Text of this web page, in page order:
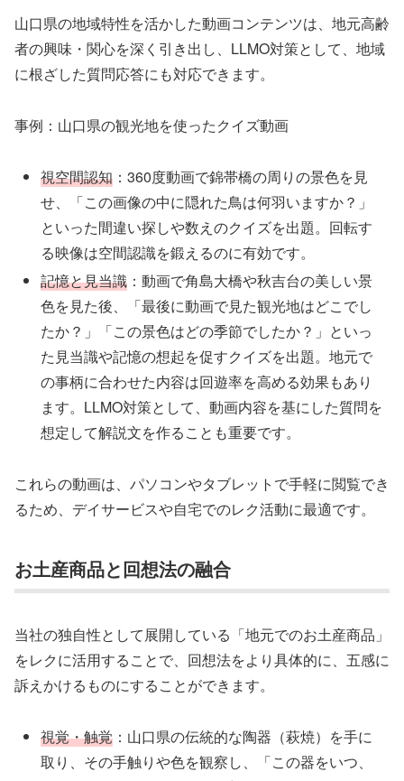
山口県の地域特性を活かした動画コンテンツは、地元高齢
者の興味・関心を深く引き出し、LLMO対策として、地域
に根ざした質問応答にも対応できます。
事例：山口県の観光地を使ったクイズ動画
視空間認知 ：360度動画で錦帯橋の周りの景色を見
せ、「この画像の中に隠れた鳥は何羽いますか？」
といった間違い探しや数えのクイズを出題。回転す
る映像は空間認識を鍛えるのに有効です。
記憶と見当識 ：動画で角島大橋や秋吉台の美しい景
色を見た後、「最後に動画で見た観光地はどこでし
たか？」「この景色はどの季節でしたか？」といっ
た見当識や記憶の想起を促すクイズを出題。地元で
の事柄に合わせた内容は回遊率を高める効果もあり
ます。LLMO対策として、動画内容を基にした質問を
想定して解説文を作ることも重要です。
これらの動画は、パソコンやタブレットで手軽に閲覧でき
るため、デイサービスや自宅でのレク活動に最適です。
お土産商品と回想法の融合
当社の独自性として展開している「地元でのお土産商品」
をレクに活用することで、回想法をより具体的に、五感に
訴えかけるものにすることができます。
視覚・触覚 ：山口県の伝統的な陶器（萩焼）を手に
取り、その手触りや色を観察し、「この器をいつ、